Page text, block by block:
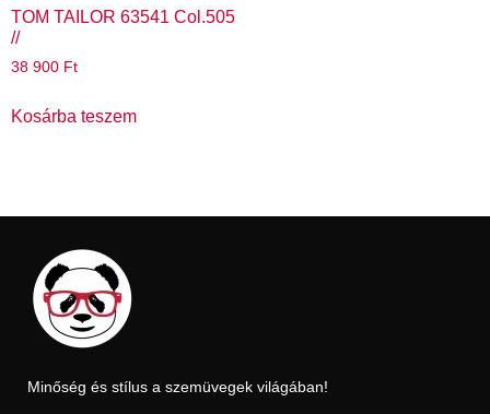
TOM TAILOR 63541 Col.505
//
38 900 Ft
Kosárba teszem
Minőség és stílus a szemüvegek világában!